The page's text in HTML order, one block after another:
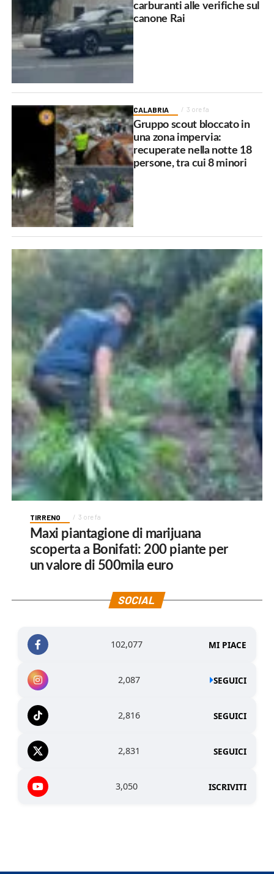
carburanti alle verifiche sul
canone Rai
CALABRIA 3 ore fa
Gruppo scout bloccato in
una zona impervia:
recuperate nella notte 18
persone, tra cui 8 minori
TIRRENO 3 ore fa
Maxi piantagione di marijuana
scoperta a Bonifati: 200 piante per
un valore di 500mila euro
SOCIAL
102,077 MI PIACE
2,087 SEGUICI
2,816 SEGUICI
2,831 SEGUICI
3,050 ISCRIVITI